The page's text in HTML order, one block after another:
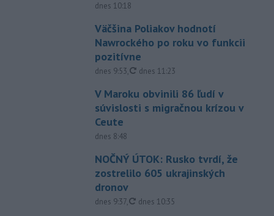
dnes 10:18
Väčšina Poliakov hodnotí
Nawrockého po roku vo funkcii
pozitívne
dnes 9:53, aktualizované
dnes 11:23
V Maroku obvinili 86 ľudí v
súvislosti s migračnou krízou v
Ceute
dnes 8:48
NOČNÝ ÚTOK: Rusko tvrdí, že
zostrelilo 605 ukrajinských
dronov
dnes 9:37, aktualizované
dnes 10:35